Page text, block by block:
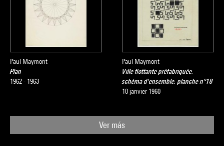
Paul Maymont
Plan
1962 - 1963
Paul Maymont
Ville flottante préfabriquée,
schéma d'ensemble, planche n°18
10 janvier 1960
Ver más